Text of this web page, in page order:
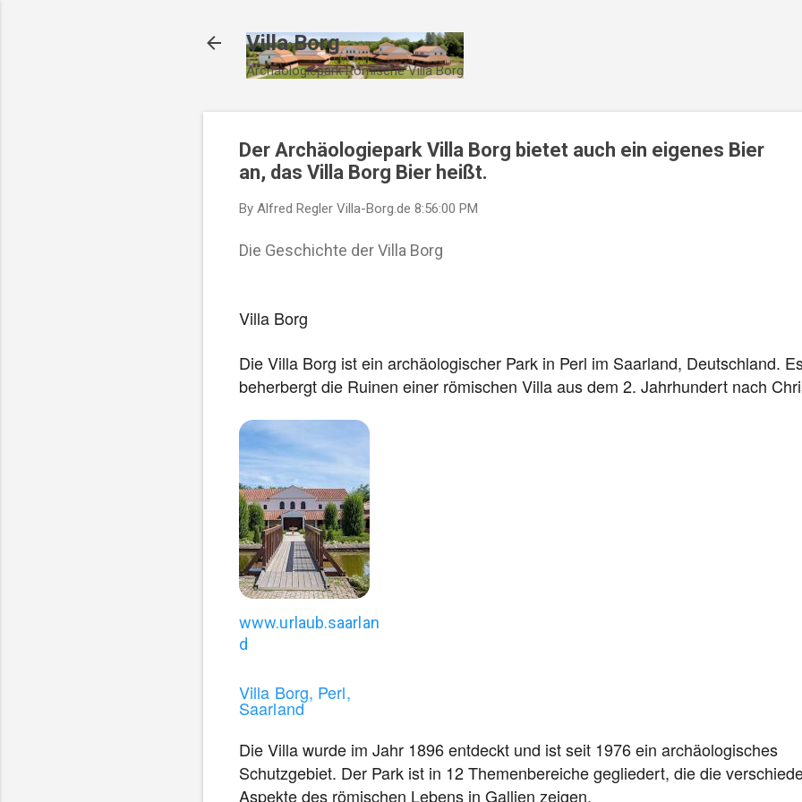
Villa Borg
Archäologiepark Römische Villa Borg
Der Archäologiepark Villa Borg bietet auch ein eigenes Bier
an, das Villa Borg Bier heißt.
By Alfred Regler Villa-Borg.de 8:56:00 PM
Die Geschichte der Villa Borg
Villa Borg
Die Villa Borg ist ein archäologischer Park in Perl im Saarland, Deutschland.
beherbergt die Ruinen einer römischen Villa aus dem 2. Jahrhundert nach
W
i
d
i
e
i
n
www.urlaub.saarlan
d
Villa Borg, Perl,
Saarland
Die Villa wurde im Jahr 1896 entdeckt und ist seit 1976 ein archäologisches
Schutzgebiet. Der Park ist in 12 Themenbereiche gegliedert, die die
Aspekte des römischen Lebens in Gallien zeigen.